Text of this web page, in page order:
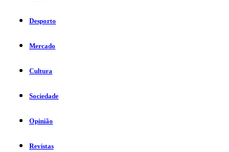
Desporto
Mercado
Cultura
Sociedade
Opinião
Revistas